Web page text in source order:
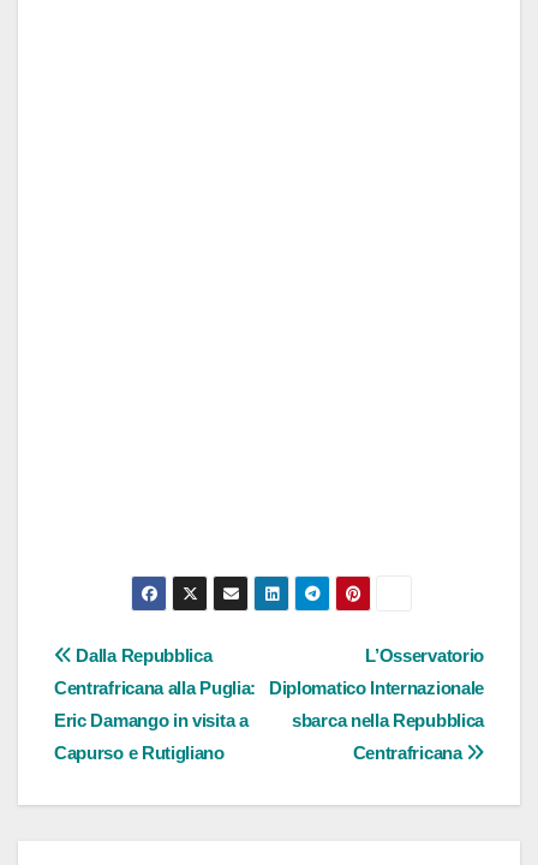
Navigazione
articoli
L’Osservatorio
Diplomatico Internazionale
sbarca nella Repubblica
Centrafricana
Dalla Repubblica
Centrafricana alla Puglia:
Eric Damango in visita a
Capurso e Rutigliano